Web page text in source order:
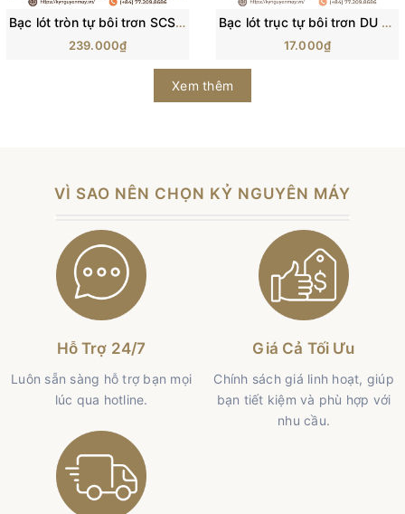
Bạc lót tròn tự bôi trơn SCS (Lớp đồng bên trong & Đế nhôm)
239.000₫
Bạc lót trục tự bôi trơn DU (Bạc lót thép DU)
17.000₫
Xem thêm
VÌ SAO NÊN CHỌN KỶ NGUYÊN MÁY
Hỗ Trợ 24/7
Luôn sẵn sàng hỗ trợ bạn mọi
lúc qua hotline.
Giá Cả Tối Ưu
Chính sách giá linh hoạt, giúp
bạn tiết kiệm và phù hợp với
nhu cầu.